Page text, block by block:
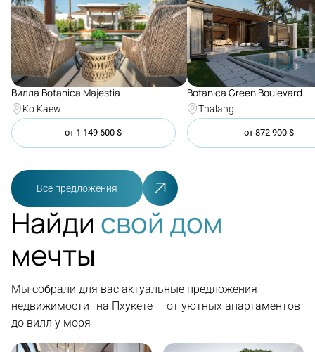
Вилла Botanica Majestia
Ko Kaew
от 1 149 600 $
Botanica Green Boulevard
Thalang
от 872 900 $
Все предложения
Найди свой дом
мечты
Мы собрали для вас актуальные предложения
недвижимости на Пхукете — от уютных апартаментов
до вилл у моря